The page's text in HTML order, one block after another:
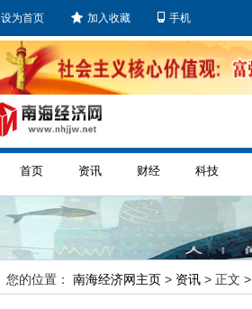
设为首页 加入收藏 手机
首页 资讯 财经 科技
您的位置： 南海经济网主页 > 资讯 > 正文 >